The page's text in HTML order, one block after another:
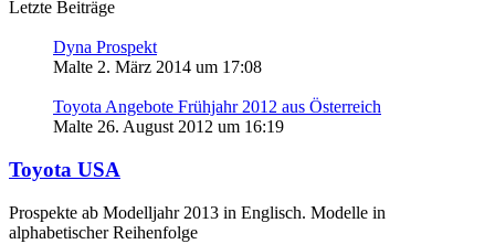
Letzte Beiträge
Dyna Prospekt
Malte 2. März 2014 um 17:08
Toyota Angebote Frühjahr 2012 aus Österreich
Malte 26. August 2012 um 16:19
Toyota USA
Prospekte ab Modelljahr 2013 in Englisch. Modelle in
alphabetischer Reihenfolge